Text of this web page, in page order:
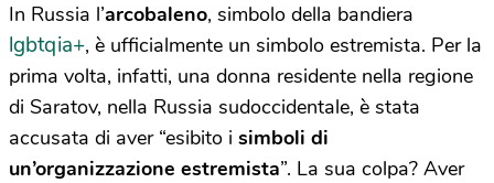
In Russia l’arcobaleno, simbolo della bandiera
lgbtqia+, è ufficialmente un simbolo estremista. Per la
prima volta, infatti, una donna residente nella regione
di Saratov, nella Russia sudoccidentale, è stata
accusata di aver “esibito i simboli di
un’organizzazione estremista”. La sua colpa? Aver